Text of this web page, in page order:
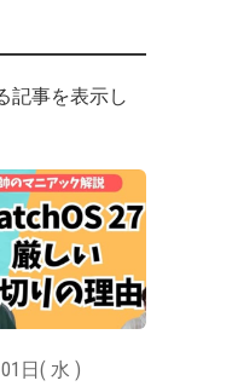
記事を表示し
日( 水 )